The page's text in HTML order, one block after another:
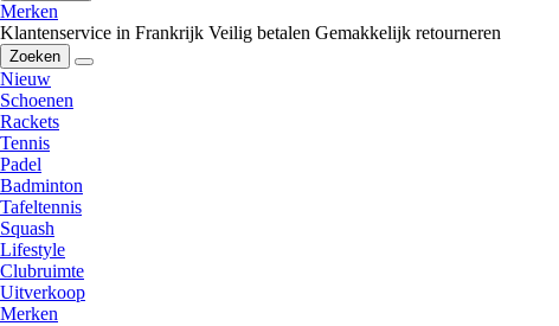
Merken
Klantenservice in Frankrijk Veilig betalen Gemakkelijk retourneren
Zoeken
Nieuw
Schoenen
Rackets
Tennis
Padel
Badminton
Tafeltennis
Squash
Lifestyle
Clubruimte
Uitverkoop
Merken